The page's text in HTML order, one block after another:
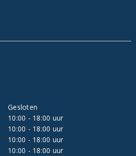
Gesloten
10:00 - 18:00 uur
10:00 - 18:00 uur
10:00 - 18:00 uur
10:00 - 18:00 uur